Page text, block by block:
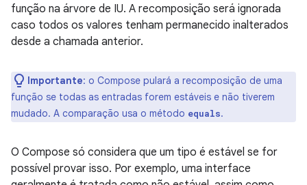
função na árvore de IU. A recomposição será ignorada
caso todos os valores tenham permanecido inalterados
desde a chamada anterior.
Importante: o Compose pulará a recomposição de uma
função se todas as entradas forem estáveis e não tiverem
mudado. A comparação usa o método equals.
O Compose só considera que um tipo é estável se for
possível provar isso. Por exemplo, uma interface